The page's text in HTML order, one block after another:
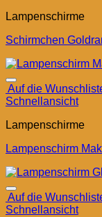
Lampenschirme
Schirmchen
Auf die
Schnellansicht
Lampenschirme
Lampenschirm
Auf die
Schnellansicht